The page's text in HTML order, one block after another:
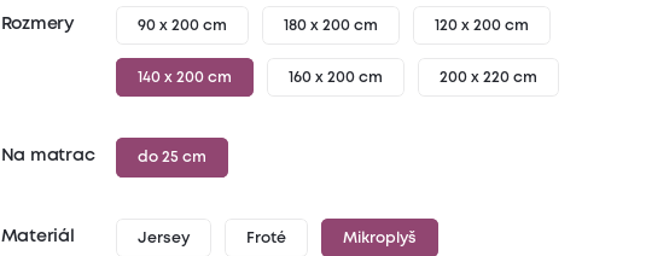
Rozmery 90 x 200 cm 180 x 200 cm 120 x 200 cm
140 x 200 cm 160 x 200 cm 200 x 220 cm
Na matrac do 25 cm
Materiál Jersey Froté Mikroplyš